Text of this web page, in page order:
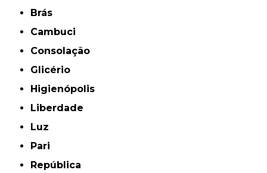
Brás
Cambuci
Consolação
Glicério
Higienópolis
Liberdade
Luz
Pari
República